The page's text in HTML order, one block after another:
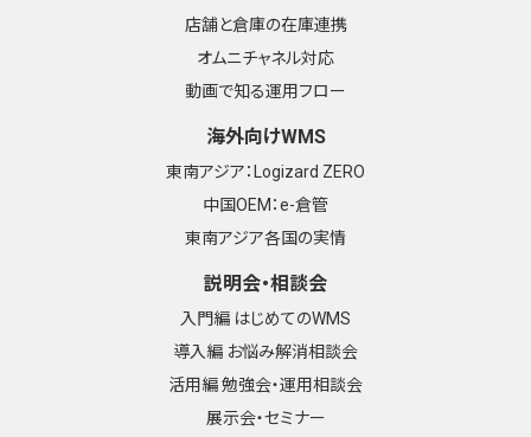
店舗と倉庫の在庫連携
オムニチャネル対応
動画で知る運用フロー
海外向けWMS
東南アジア：Logizard ZERO
中国OEM：e-倉管
東南アジア各国の実情
説明会・相談会
入門編 はじめてのWMS
導入編 お悩み解消相談会
活用編 勉強会・運用相談会
展示会・セミナー